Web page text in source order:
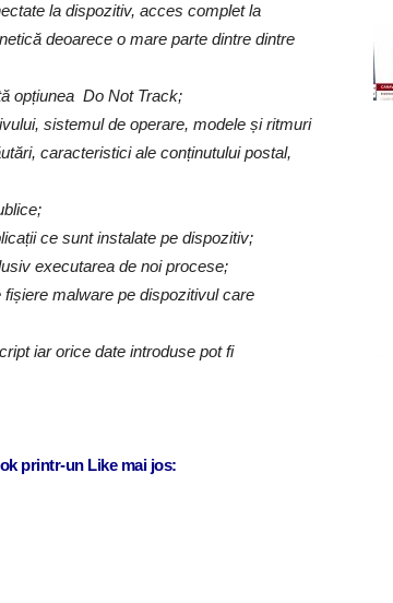
la dispozitiv, acces complet la
deoarece o mare parte dintre dintre
opțiunea Do Not Track;
sistemul de operare, modele și ritmuri
caracteristici ale conținutului postal,
ce sunt instalate pe dispozitiv;
executarea de noi procese;
malware pe dispozitivul care
iar orice date introduse pot fi
printr-un Like mai jos: